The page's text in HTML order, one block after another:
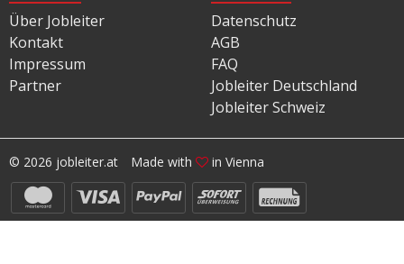
Über Jobleiter
Kontakt
Impressum
Partner
Datenschutz
AGB
FAQ
Jobleiter Deutschland
Jobleiter Schweiz
© 2026 jobleiter.at Made with in Vienna